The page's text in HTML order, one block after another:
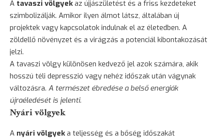
A tavaszi völgyekaz újjászületést és a friss kezdeteket
szimbolizálják. Amikor ilyen álmot látsz, általában új
projektek vagy kapcsolatok indulnak el az életedben. A
zöldellő növényzet és a virágzás a potenciál kibontakozását
jelzi.
A tavaszi völgy különösen kedvező jel azok számára, akik
hosszú téli depresszió vagy nehéz időszak után vágynak
változásra. A természet ébredése a belső energiák
újraéledését is jelenti.
Nyári völgyek
A nyári völgyeka teljesség és a bőség időszakát